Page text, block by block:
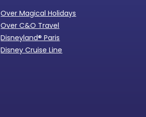
Over Magical Holidays
Over C&O Travel
Disneyland® Paris
Disney Cruise Line